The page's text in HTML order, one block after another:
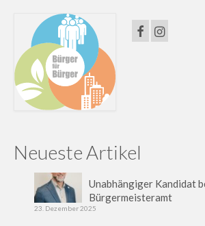
Neueste Artikel
Unabhängiger Kandidat
Bürgermeisteramt
23. Dezember 2025